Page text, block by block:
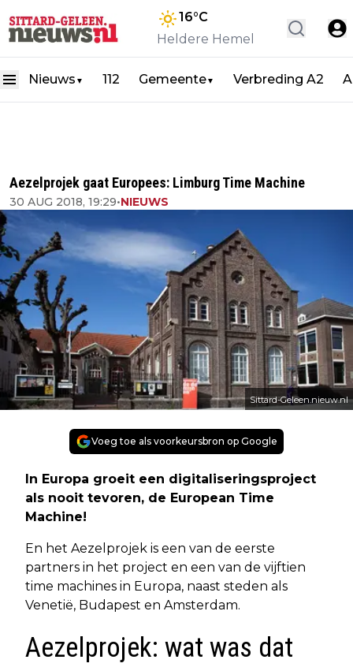
16°C
Heldere Hemel
Nieuws ▼ 112 Gemeente▼ Verbreding A2
Aezelprojek gaat Europees: Limburg Time Machine
30 AUG 2018, 19:29•NIEUWS
Sittard-Geleen.nieuw.nl
Voeg toe als voorkeursbron op Google
In Europa groeit een digitaliseringsproject
als nooit tevoren, de European Time
Machine!
En het Aezelprojek is een van de eerste
partners in het project en een van de vijftien
time machines in Europa, naast steden als
Venetië, Budapest en Amsterdam.
Aezelprojek: wat was dat